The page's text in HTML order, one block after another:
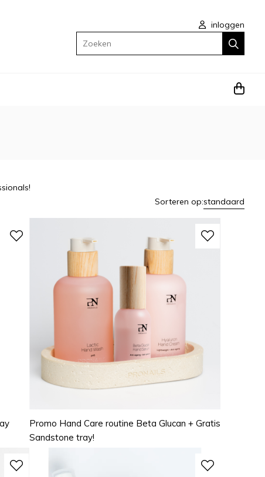
inloggen
Zoeken
Sorteren op:standaard
Promo Hand Care routine Beta Glucan + Gratis
Sandstone tray!